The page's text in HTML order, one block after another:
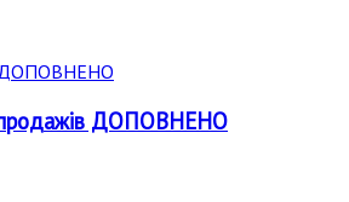
продажів ДОПОВНЕНО